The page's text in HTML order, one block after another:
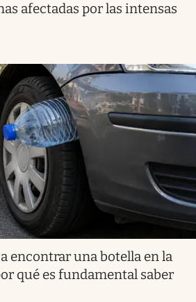
afectadas por las intensas
encontrar una botella en la
qué es fundamental saber